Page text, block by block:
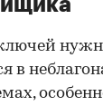
в